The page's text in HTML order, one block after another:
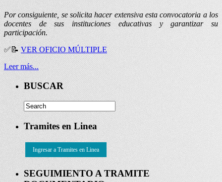
Por consiguiente, se solicita hacer extensiva esta convocatoria a los
docentes de sus instituciones educativas y garantizar su
participación.
✅ 📝VER OFICIO MÚLTIPLE
Leer más...
BUSCAR
Tramites en Linea
Ingresar a Tramites en Linea
SEGUIMIENTO A TRAMITE